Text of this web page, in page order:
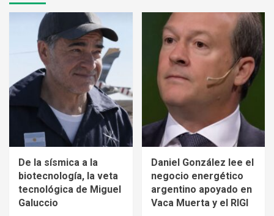
De la sísmica a la
biotecnología, la veta
tecnológica de Miguel
Galuccio
Daniel González lee el
negocio energético
argentino apoyado en
Vaca Muerta y el RIGI